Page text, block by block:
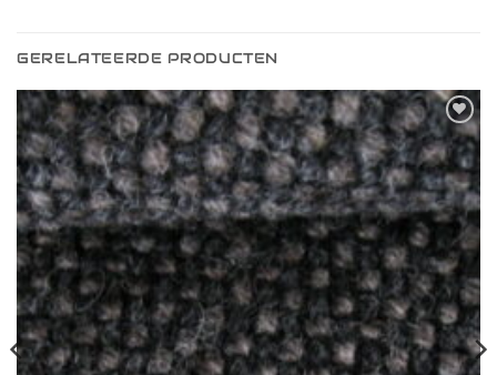
GERELATEERDE PRODUCTEN
Toevoegen
aan
verlanglijst